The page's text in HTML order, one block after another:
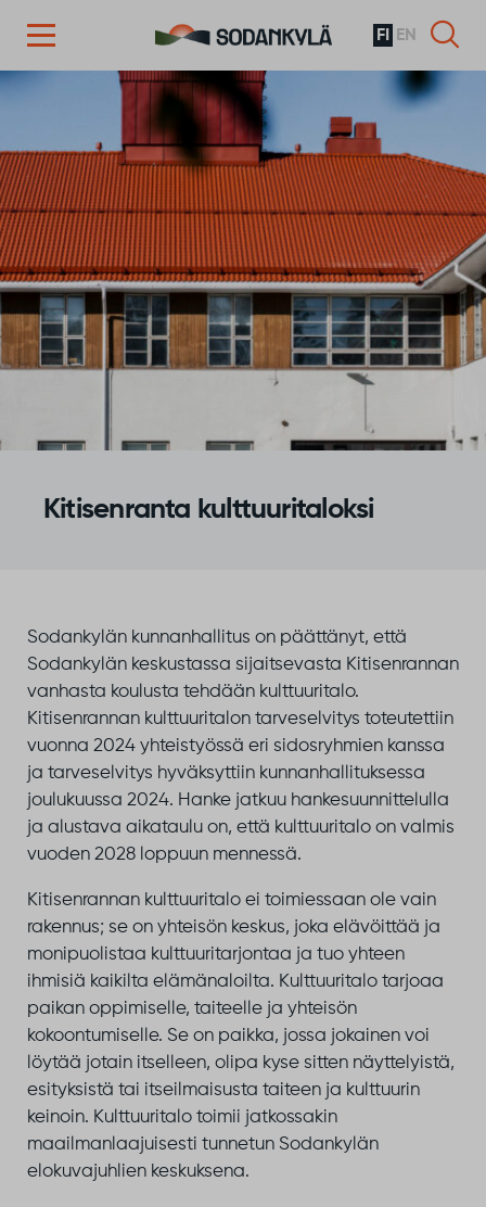
Siirry sisältöön
FI EN
Kitisenranta kulttuuritaloksi
Sodankylän kunnanhallitus on päättänyt, että
Sodankylän keskustassa sijaitsevasta Kitisenrannan
vanhasta koulusta tehdään kulttuuritalo.
Kitisenrannan kulttuuritalon tarveselvitys toteutettiin
vuonna 2024 yhteistyössä eri sidosryhmien kanssa
ja tarveselvitys hyväksyttiin kunnanhallituksessa
joulukuussa 2024. Hanke jatkuu hankesuunnittelulla
ja alustava aikataulu on, että kulttuuritalo on valmis
vuoden 2028 loppuun mennessä.
Kitisenrannan kulttuuritalo ei toimiessaan ole vain
rakennus; se on yhteisön keskus, joka elävöittää ja
monipuolistaa kulttuuritarjontaa ja tuo yhteen
ihmisiä kaikilta elämänaloilta. Kulttuuritalo tarjoaa
paikan oppimiselle, taiteelle ja yhteisön
kokoontumiselle. Se on paikka, jossa jokainen voi
löytää jotain itselleen, olipa kyse sitten näyttelyistä,
esityksistä tai itseilmaisusta taiteen ja kulttuurin
keinoin. Kulttuuritalo toimii jatkossakin
maailmanlaajuisesti tunnetun Sodankylän
elokuvajuhlien keskuksena.